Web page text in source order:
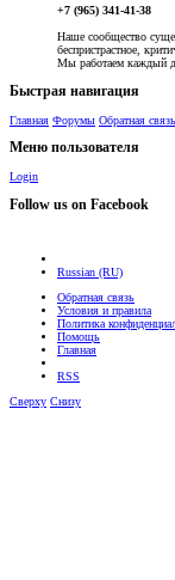
+7 (965) 341-41-38
Наше сообщество
беспристрастное,
Мы работаем каждый
Быстрая навигация
Главная Форумы Обратная связь
Меню пользователя
Login
Follow us on Facebook
Russian (RU)
Обратная связь
Условия и правила
Политика
Помощь
Главная
RSS
Сверху Снизу